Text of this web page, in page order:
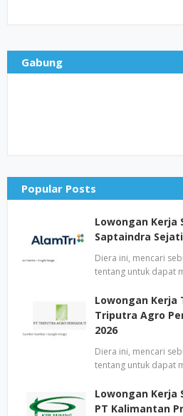
Gabung
Popular Posts
Lowongan Kerja
Saptaindra
Diera ini, mencari
tentang untuk dapat
Lowongan Kerja
Triputra Agro
2026
Diera ini, mencari
tentang untuk dapat
Lowongan Kerja
PT Kalimantan